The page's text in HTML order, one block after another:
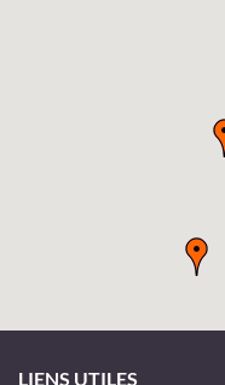
LIENS UTILES